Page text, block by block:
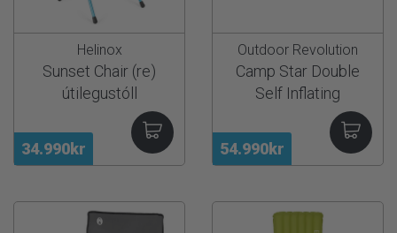
34.990kr
Helinox
Sunset Chair (re)
útilegustóll
54.990kr
Outdoor Revolution
Camp Star Double
Self Inflating